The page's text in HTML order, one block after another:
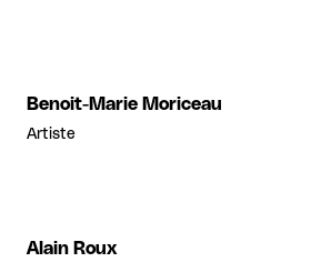
Benoit-Marie Moriceau
Artiste
Alain Roux